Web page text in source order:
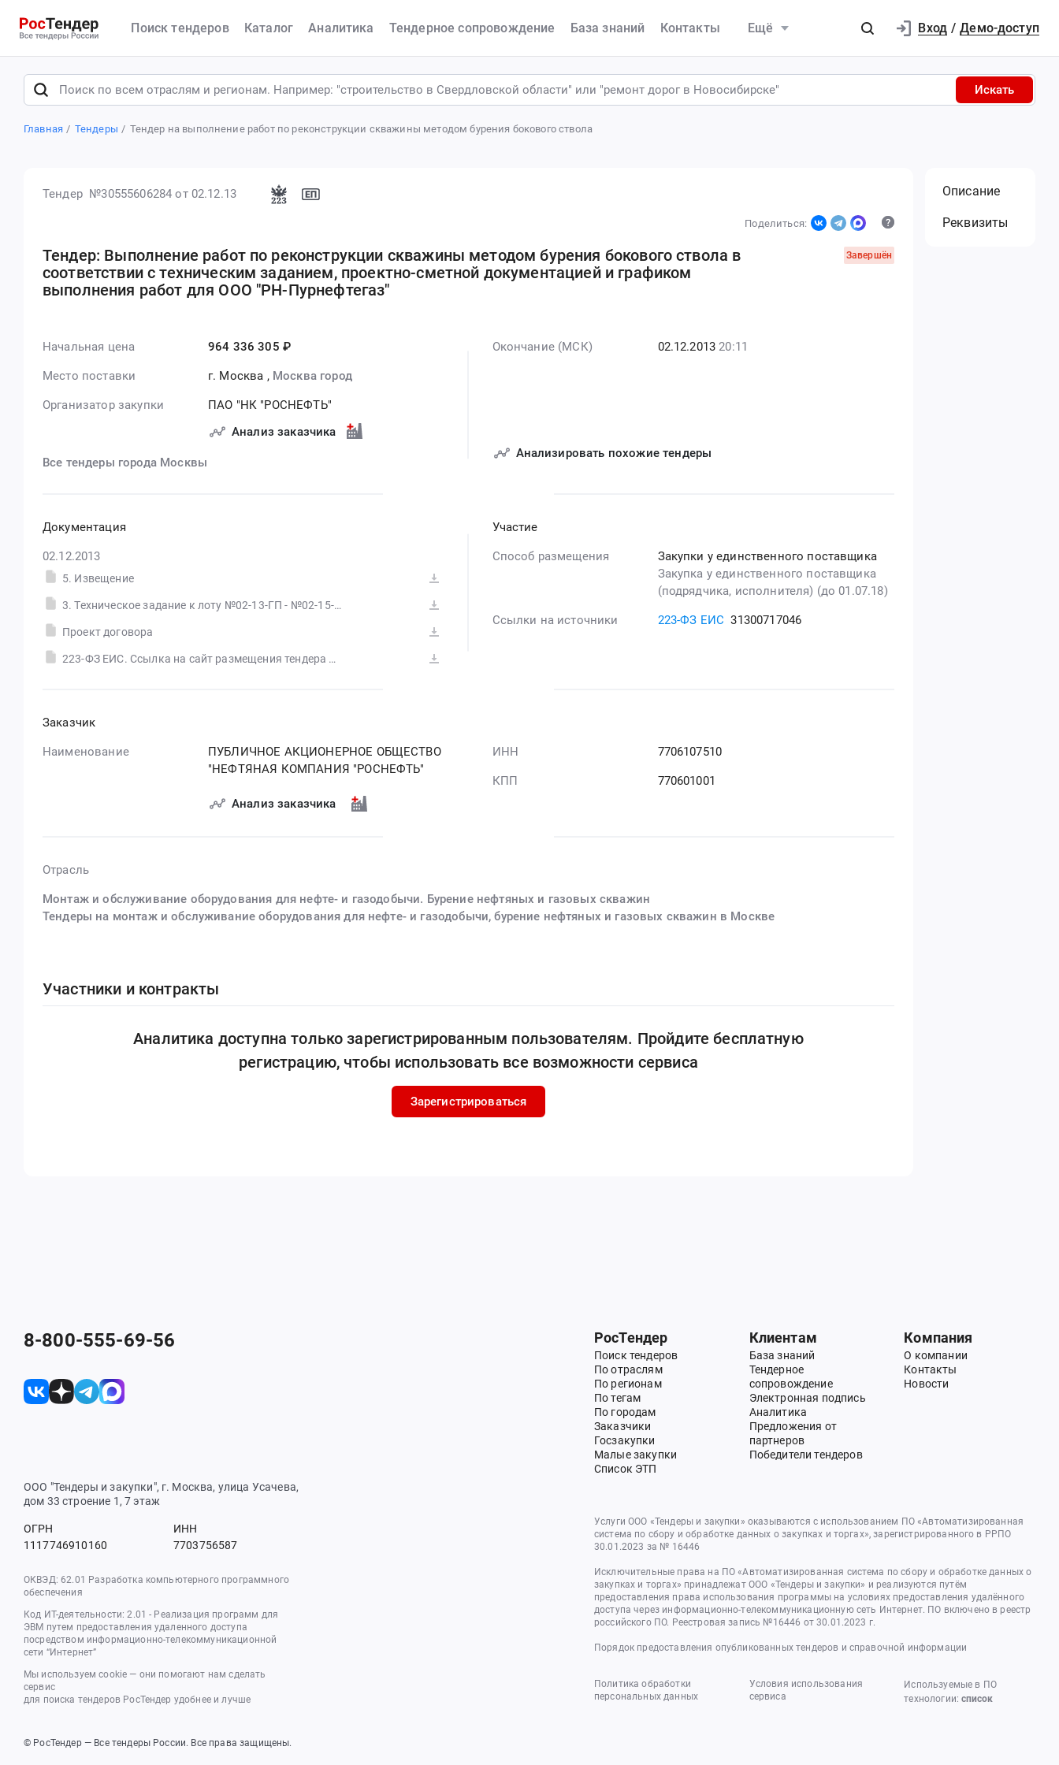
Поиск тендеров Каталог Аналитика Тендерное сопровождение База знаний Контакты Ещё Вход / Демо-доступ
Искать
Главная Тендеры Тендер на выполнение работ по реконструкции скважины методом бурения бокового ствола
Тендер №30555606284 от 02.12.13
Поделиться:
Тендер: Выполнение работ по реконструкции скважины методом бурения бокового ствола в
соответствии с техническим заданием, проектно-сметной документацией и графиком
выполнения работ для ООО "РН-Пурнефтегаз"
Завершён
Начальная цена 964 336 305 ₽
Место поставки г. Москва , Москва город
Организатор закупки
ПАО "НК "РОСНЕФТЬ"
Анализ заказчика
Все тендеры города Москвы
Окончание (МСК) 02.12.2013 20:11
Анализировать похожие тендеры
Документация
02.12.2013
5. Извещение
3. Техническое задание к лоту №02-13-ГП - №02-15-ГП
Проект договора
223-ФЗ ЕИС. Ссылка на сайт размещения тендера #30555606284.doc
Участие
Способ размещения
Закупки у единственного поставщика
Закупка у единственного поставщика
(подрядчика, исполнителя) (до 01.07.18)
Ссылки на источники 223-ФЗ ЕИС 31300717046
Заказчик
Наименование
ПУБЛИЧНОЕ АКЦИОНЕРНОЕ ОБЩЕСТВО
"НЕФТЯНАЯ КОМПАНИЯ "РОСНЕФТЬ"
Анализ заказчика
ИНН 7706107510
КПП 770601001
Отрасль
Монтаж и обслуживание оборудования для нефте- и газодобычи. Бурение нефтяных и газовых скважин
Тендеры на монтаж и обслуживание оборудования для нефте- и газодобычи, бурение нефтяных и газовых скважин в Москве
Участники и контракты
Аналитика доступна только зарегистрированным пользователям. Пройдите бесплатную
регистрацию, чтобы использовать все возможности сервиса
Зарегистрироваться
Описание
Реквизиты
8-800-555-69-56
ООО "Тендеры и закупки", г. Москва, улица Усачева,
дом 33 строение 1, 7 этаж
ОГРН
1117746910160
ИНН
7703756587
ОКВЭД: 62.01 Разработка компьютерного программного
обеспечения
Код ИТ-деятельности: 2.01 - Реализация программ для
ЭВМ путем предоставления удаленного доступа
посредством информационно-телекоммуникационной
сети “Интернет”
Мы используем cookie — они помогают нам сделать
сервис
для поиска тендеров РосТендер удобнее и лучше
РосТендер
Поиск тендеров
По отраслям
По регионам
По тегам
По городам
Заказчики
Госзакупки
Малые закупки
Список ЭТП
Клиентам
База знаний
Тендерное
сопровождение
Электронная подпись
Аналитика
Предложения от
партнеров
Победители тендеров
Компания
О компании
Контакты
Новости
Услуги ООО «Тендеры и закупки» оказываются с использованием ПО «Автоматизированная
система по сбору и обработке данных о закупках и торгах», зарегистрированного в РРПО
30.01.2023 за № 16446
Исключительные права на ПО «Автоматизированная система по сбору и обработке данных о
закупках и торгах» принадлежат ООО «Тендеры и закупки» и реализуются путём
предоставления права использования программы на условиях предоставления удалённого
доступа через информационно-телекоммуникационную сеть Интернет. ПО включено в реестр
российского ПО. Реестровая запись №16446 от 30.01.2023 г.
Порядок предоставления опубликованных тендеров и справочной информации
Политика обработки
персональных данных
Условия использования
сервиса
Используемые в ПО
технологии:список
© РосТендер — Все тендеры России. Все права защищены.